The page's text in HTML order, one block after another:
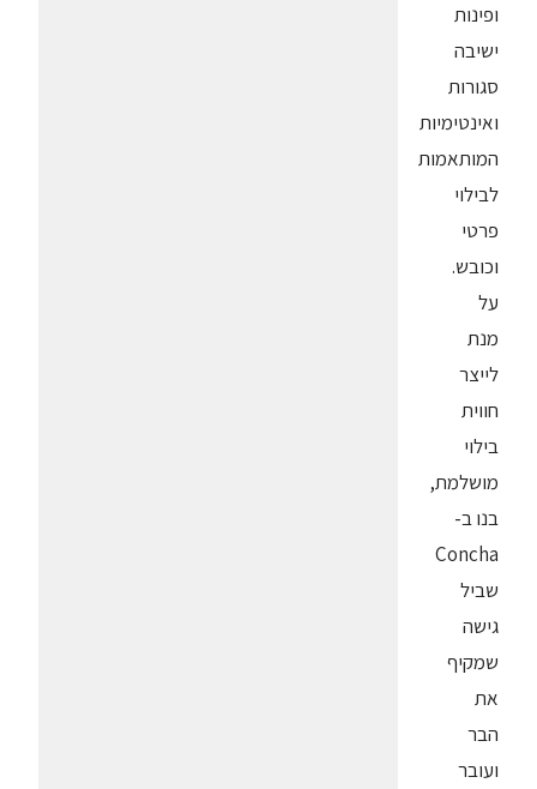
ופינות
ישיבה
סגורות
ואינטימיות
המותאמות
לבילוי
פרטי
וכובש.
על
מנת
לייצר
חווית
בילוי
מושלמת,
בנו ב-
Concha
שביל
גישה
שמקיף
את
הבר
ועובר